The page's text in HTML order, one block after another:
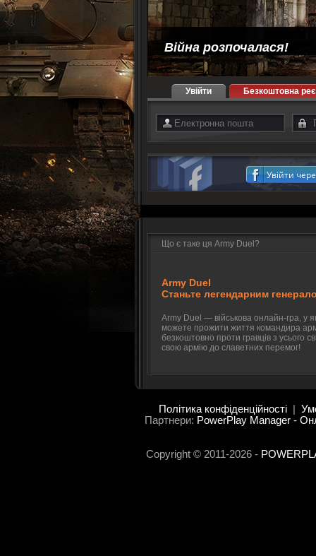
Війна розпочалася!
Увійти Безкоштовна
Увійти
Що є таке ця Army Duel?
Army Duel
Станьте легендарним
Army Duel — військова онлайн-гра, у
можете прожити життя командира
безкоштовно проти гравців з усього
свою армію до славетних перемог!
Політика конфіденційності|
Партнери: PowerPlay Manager -
Copyright © 2011-2026 -